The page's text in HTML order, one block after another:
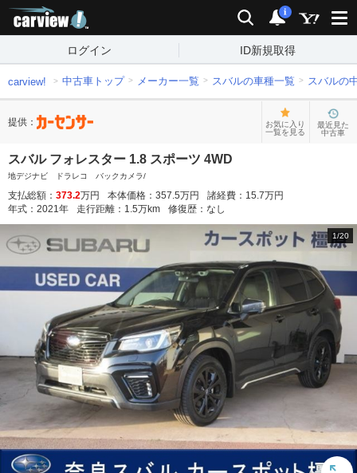
検索 通知
i
ログイン ID新規取得
carview! 中古車トップ メーカー一覧 スバルの車種一覧 スバルの
提供：
お気に入り
一覧を見る
最近見た
中古車
スバル フォレスター 1.8 スポーツ 4WD
地デジナビ ドラレコ バックカメラ/
支払総額： 373.2万円 本体価格： 357.5万円 諸経費： 15.7万円
年式： 2021年 走行距離： 1.5万km 修復歴： なし
1/20